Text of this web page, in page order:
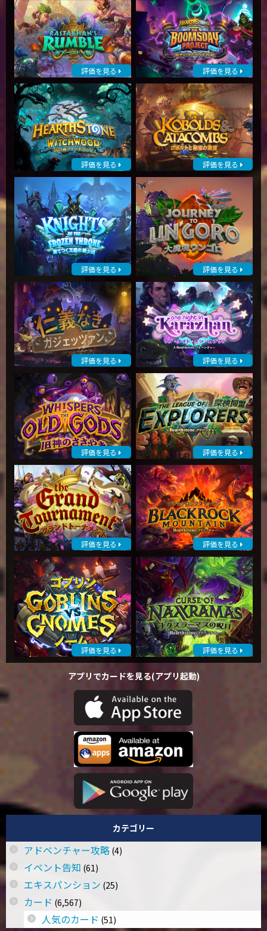
評価を見る 評価を見る
評価を見る 評価を見る
評価を見る 評価を見る
評価を見る 評価を見る
評価を見る 評価を見る
評価を見る 評価を見る
評価を見る 評価を見る
アプリでカードを見る(アプリ起動)
カテゴリー
アドベンチャー攻略 (4)
イベント告知 (61)
エキスパンション (25)
カード (6,567)
人気のカード (51)